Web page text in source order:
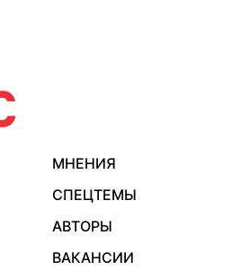
МНЕНИЯ
СПЕЦТЕМЫ
АВТОРЫ
ВАКАНСИИ